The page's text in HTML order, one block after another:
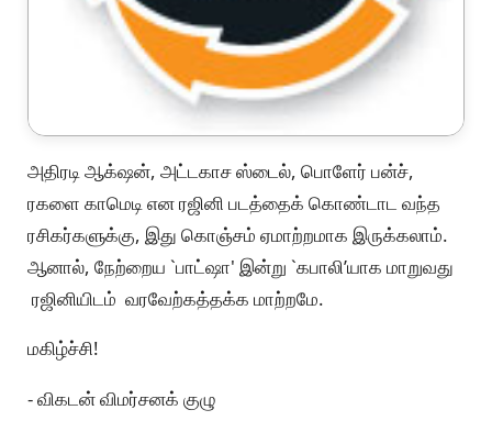
அதிரடி ஆக்‌ஷன், அட்டகாச ஸ்டைல், பொளேர் பன்ச்,
ரகளை காமெடி என ரஜினி படத்தைக் கொண்டாட வந்த
ரசிகர்களுக்கு, இது கொஞ்சம் ஏமாற்றமாக இருக்கலாம்.
ஆனால், நேற்றைய `பாட்ஷா' இன்று `கபாலி’யாக மாறுவது
ரஜினியிடம் வரவேற்கத்தக்க மாற்றமே.
மகிழ்ச்சி!
- விகடன் விமர்சனக் குழு